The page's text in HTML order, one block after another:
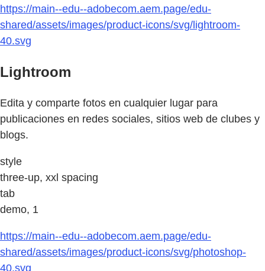
https://main--edu--adobecom.aem.page/edu-
shared/assets/images/product-icons/svg/lightroom-
40.svg
Lightroom
Edita y comparte fotos en cualquier lugar para
publicaciones en redes sociales, sitios web de clubes y
blogs.
style
three-up, xxl spacing
tab
demo, 1
https://main--edu--adobecom.aem.page/edu-
shared/assets/images/product-icons/svg/photoshop-
40.svg